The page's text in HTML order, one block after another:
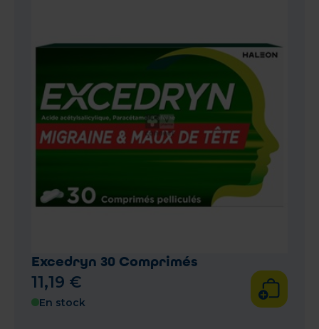
Excedryn 30 Comprimés
11,19 €
En stock